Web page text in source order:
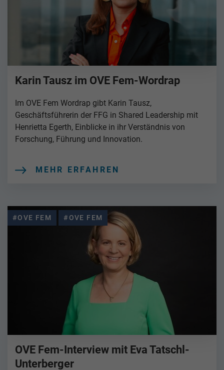
Karin Tausz im OVE Fem-Wordrap
Im OVE Fem Wordrap gibt Karin Tausz,
Geschäftsführerin der FFG in Shared Leadership mit
Henrietta Egerth, Einblicke in ihr Verständnis von
Forschung, Führung und Innovation.
MEHR ERFAHREN
#OVE FEM #OVE FEM
OVE Fem-Interview mit Eva Tatschl-
Unterberger